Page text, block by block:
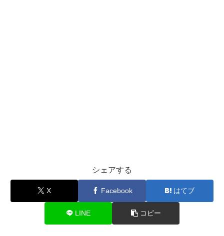
シェアする
X Facebook はてブ
LINE コピー